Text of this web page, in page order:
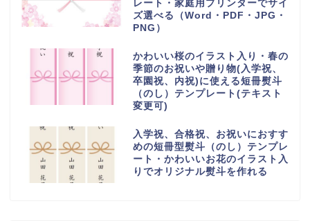
レート・家庭用プリンターでサイ
ズ選べる（Word・PDF・JPG・
PNG）
かわいい桜のイラスト入り・春の
季節のお祝いや贈り物(入学祝、
卒園祝、内祝)に使える短冊熨斗
（のし）テンプレート(テキスト
変更可)
入学祝、合格祝、お祝いにおすす
めの短冊型熨斗（のし）テンプレ
ート・かわいいお花のイラスト入
りでオリジナル熨斗を作れる